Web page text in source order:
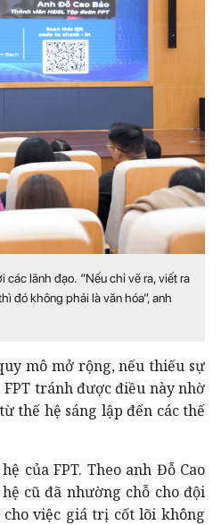
lãnh đạo. “Nếu chỉ vẽ ra, viết ra
đó không phải là văn hóa”, anh
mô mở rộng, nếu thiếu sự
tránh được điều này nhờ
thế hệ sáng lập đến các thế
của FPT. Theo anh Đỗ Cao
cũ đã nhường chỗ cho đội
việc giá trị cốt lõi không